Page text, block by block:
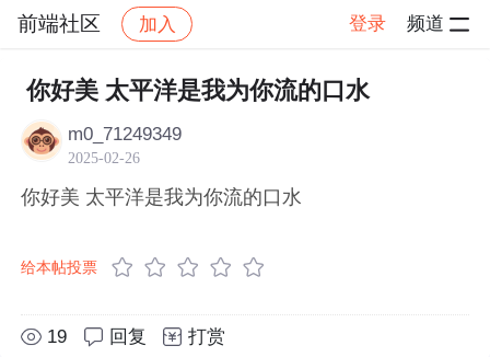
前端社区 加入 登录 频道
社区 前端社区 感慨 帖子详情
你好美 太平洋是我为你流的口水
m0_71249349
2025-02-26
你好美 太平洋是我为你流的口水
给本帖投票
19 回复 打赏